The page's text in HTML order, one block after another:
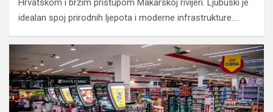
Hrvatskom i brzim pristupom Makarskoj rivijeri. Ljubuški je
idealan spoj prirodnih ljepota i moderne infrastrukture.…